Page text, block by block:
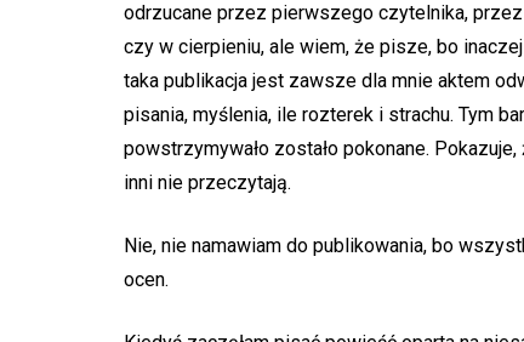
odrzucane przez pierwszego czytelnika,
czy w cierpieniu, ale wiem, że pisze, bo
taka publikacja jest zawsze dla mnie aktem
pisania, myślenia, ile rozterek i strachu. Tym
powstrzymywało zostało pokonane.
inni nie przeczytają.
Nie, nie namawiam do publikowania, bo
ocen.